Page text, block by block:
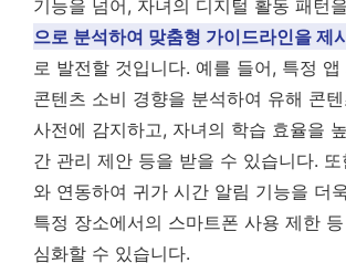
기능을 넘어, 자녀의 디지털 활동 패턴을
으로 분석하여 맞춤형 가이드라인을 제
로 발전할 것입니다. 예를 들어, 특정
콘텐츠 소비 경향을 분석하여 유해 콘
사전에 감지하고, 자녀의 학습 효율을
간 관리 제안 등을 받을 수 있습니다.
와 연동하여 귀가 시간 알림 기능을 더
특정 장소에서의 스마트폰 사용 제한
심화할 수 있습니다.